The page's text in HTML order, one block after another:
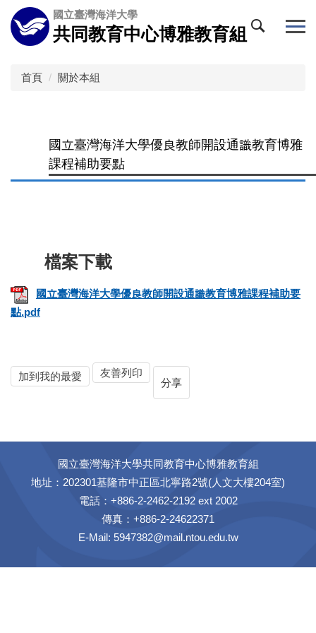
跳
到
主
國立臺灣海洋大學
共同教育中心博雅教育組
首頁 關於本組
國立臺灣海洋大學優良教師開設通識教育博雅
課程補助要點
國立臺灣海洋大學優良教師開設通識教育博雅課程補助要
點.pdf
加到我的最愛
友善列印
分享
國立臺灣海洋大學共同教育中心博雅教育組
地址：202301基隆市中正區北寧路2號(人文大樓204室)
電話：+886-2-2462-2192 ext 2002
傳真：+886-2-24622371
E-Mail: 5947382@mail.ntou.edu.tw